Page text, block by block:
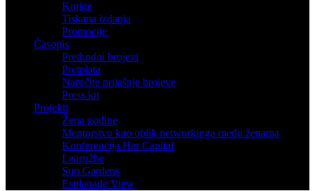
Knjige
Tiskana izdanja
Promocije
Časopis
Prethodni brojevi
Pretplata
Naručite prijašnje brojeve
Press kit
Projekti
Žena godine
Mentorstvo kao oblik networkinga među ženama
Konferencija Her Capital
Learn2be
Sun Gardens
Esplanade View